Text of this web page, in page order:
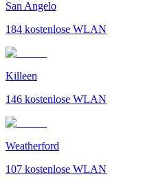
San Angelo
184 kostenlose WLAN
Killeen
146 kostenlose WLAN
Weatherford
107 kostenlose WLAN